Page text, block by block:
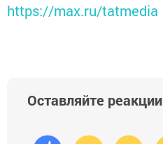
https://max.ru/tatmedia
Оставляйте реакции